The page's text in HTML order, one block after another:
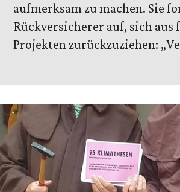
aufmerksam zu machen. Sie
Rückversicherer auf, sich aus
Projekten zurückzuziehen: